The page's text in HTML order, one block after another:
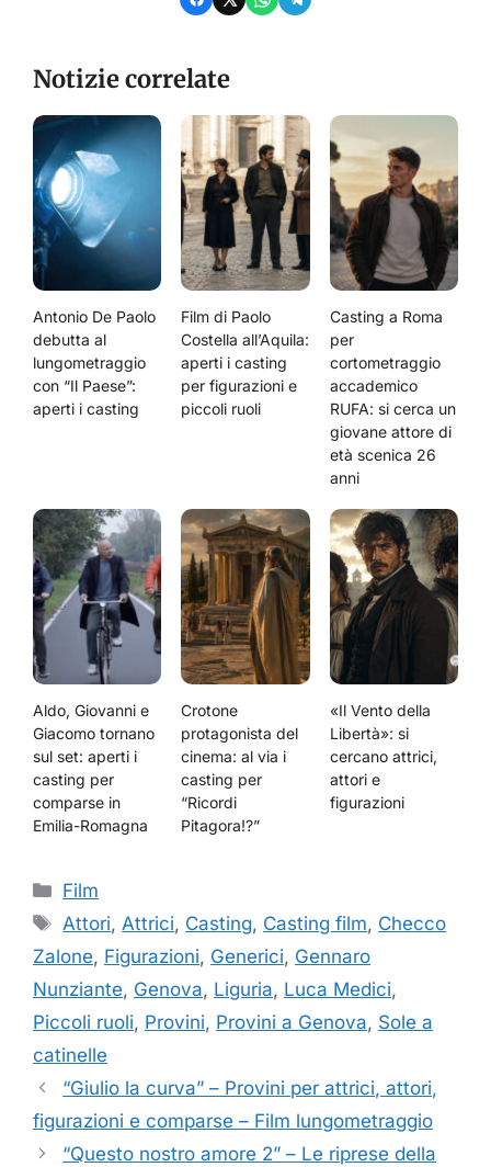
Notizie correlate
Antonio De Paolo
debutta al
lungometraggio
con “Il Paese”:
aperti i casting
Film di Paolo
Costella all’Aquila:
aperti i casting
per figurazioni e
piccoli ruoli
Casting a Roma
per
cortometraggio
accademico
RUFA: si cerca un
giovane attore di
età scenica 26
anni
Aldo, Giovanni e
Giacomo tornano
sul set: aperti i
casting per
comparse in
Emilia-Romagna
Crotone
protagonista del
cinema: al via i
casting per
“Ricordi
Pitagora!?”
«Il Vento della
Libertà»: si
cercano attrici,
attori e
figurazioni
Categorie
Film
Tag
Attori,Attrici, Casting, Casting film, Checco
Zalone, Figurazioni, Generici, Gennaro
Nunziante, Genova, Liguria, Luca Medici,
Piccoli ruoli, Provini, Provini a Genova, Sole a
catinelle
“Giulio la curva” – Provini per attrici, attori,
figurazioni e comparse – Film lungometraggio
“Questo nostro amore 2” – Le riprese della